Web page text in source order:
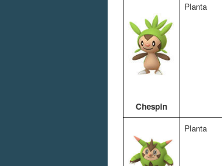
Chespin
Planta
Planta